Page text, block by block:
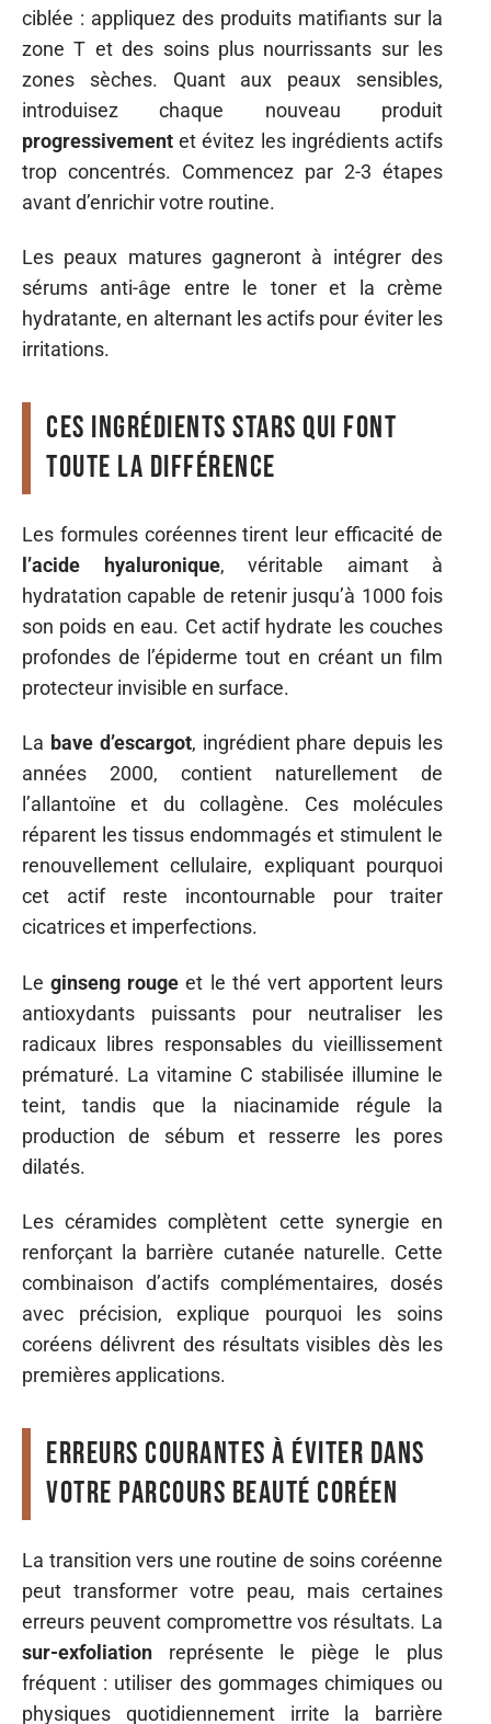
ciblée : appliquez des produits matifiants sur la
zone T et des soins plus nourrissants sur les
zones sèches. Quant aux peaux sensibles,
introduisez chaque nouveau produit
progressivement et évitez les ingrédients actifs
trop concentrés. Commencez par 2-3 étapes
avant d’enrichir votre routine.
Les peaux matures gagneront à intégrer des
sérums anti-âge entre le toner et la crème
hydratante, en alternant les actifs pour éviter les
irritations.
Ces ingrédients stars qui font
toute la différence
Les formules coréennes tirent leur efficacité de
l’acide hyaluronique, véritable aimant à
hydratation capable de retenir jusqu’à 1000 fois
son poids en eau. Cet actif hydrate les couches
profondes de l’épiderme tout en créant un film
protecteur invisible en surface.
La bave d’escargot, ingrédient phare depuis les
années 2000, contient naturellement de
l’allantoïne et du collagène. Ces molécules
réparent les tissus endommagés et stimulent le
renouvellement cellulaire, expliquant pourquoi
cet actif reste incontournable pour traiter
cicatrices et imperfections.
Leginseng rouge et le thé vert apportent leurs
antioxydants puissants pour neutraliser les
radicaux libres responsables du vieillissement
prématuré. La vitamine C stabilisée illumine le
teint, tandis que la niacinamide régule la
production de sébum et resserre les pores
dilatés.
Les céramides complètent cette synergie en
renforçant la barrière cutanée naturelle. Cette
combinaison d’actifs complémentaires, dosés
avec précision, explique pourquoi les soins
coréens délivrent des résultats visibles dès les
premières applications.
Erreurs courantes à éviter dans
votre parcours beauté coréen
La transition vers une routine de soins coréenne
peut transformer votre peau, mais certaines
erreurs peuvent compromettre vos résultats. La
sur-exfoliation représente le piège le plus
fréquent : utiliser des gommages chimiques ou
physiques quotidiennement irrite la barrière